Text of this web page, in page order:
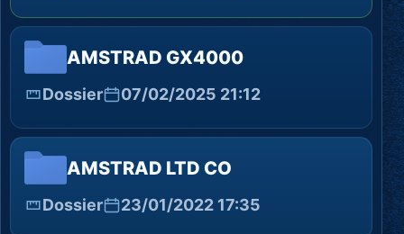
AMSTRAD GX4000
Dossier 07/02/2025 21:12
AMSTRAD LTD CO
Dossier 23/01/2022 17:35